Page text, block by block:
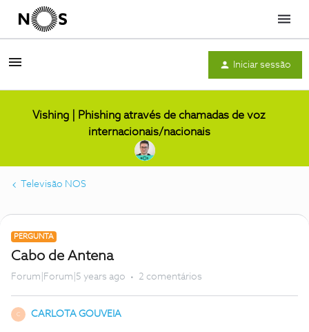
Menu
Iniciar sessão
Vishing | Phishing através de chamadas de voz
internacionais/nacionais
Televisão NOS
PERGUNTA
Cabo de Antena
Forum|Forum|5 years ago 2 comentários
C CARLOTA GOUVEIA